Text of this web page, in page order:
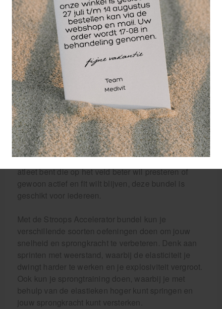
zodat je veilig kunt trainen. Met de Slastix Clip (3m)
kun je gelijk aan de slag.
Een groot voordeel van de Stroops Accelerator
bundel is de beschermende Nylon hoes rondom de
Clip, waardoor je veilig kunt trainen zonder je
zorgen te maken over knappende elastieken. Dit is
vooral belangrijk bij explosieve oefeningen, waarbij
je krachtig moet kunnen bewegen zonder afgeleid
te worden door potentiële risico's.
Door regelmatig te trainen met de Stroops
Accelerator 48Kg bundel, kun je jouw snelheid en
sprongkracht aanzienlijk verbeteren. Of je nu een
atleet bent die op het veld beter wil presteren of
gewoon actief en fit wilt blijven, deze bundel is
geschikt voor iedereen.
Met de Stroops Accelerator bundel kun je
verschillende soorten oefeningen doen om jouw
snelheid en sprongkracht te verbeteren. Denk aan
sprinten met weerstand, waarbij de elasticiteit je
dwingt harder te werken en je explosiviteit vergroot.
Ook kun je sprongtraining doen, waarbij je met
behulp van de elastieken hoger kunt springen en
jouw sprongkracht kunt versterken.